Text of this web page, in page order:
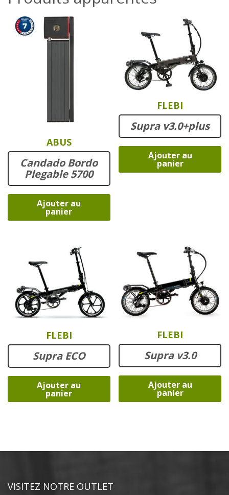
ABUS
Candado Bordo
Plegable 5700
Ajouter au
panier
FLEBI
Supra v3.0+plus
Ajouter au
panier
FLEBI
Supra ECO
Ajouter au
panier
FLEBI
Supra v3.0
Ajouter au
panier
VISITEZ NOTRE OUTLET